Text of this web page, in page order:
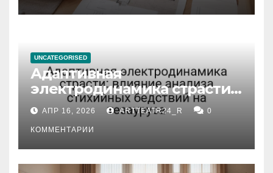
UNCATEGORISED
Адаптивная
электродинамика страсти:
влияние анализа
стихийных бедствий на
тезауруса
АПР 16, 2026 ARTTEATR24_R 0
КОММЕНТАРИИ